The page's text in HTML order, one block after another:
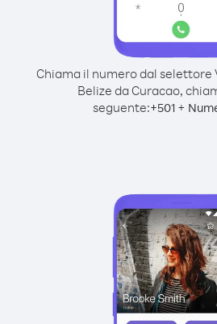
Chiama il numero dal selettore
Belize da Curacao,
seguente:+501 +